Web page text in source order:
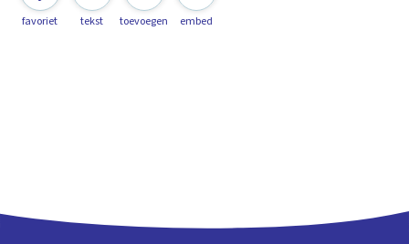
favoriet tekst toevoegen embed